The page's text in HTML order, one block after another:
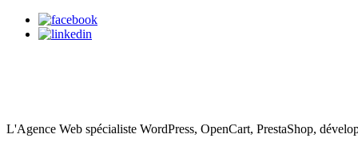
L'Agence Web spécialiste WordPress, OpenCart, PrestaShop,